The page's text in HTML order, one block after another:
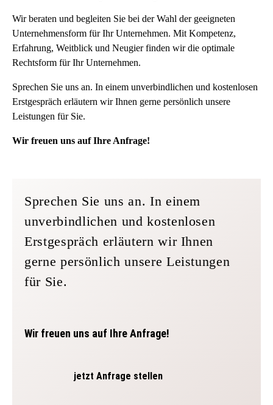
Wir beraten und begleiten Sie bei der Wahl der geeigneten
Unternehmensform für Ihr Unternehmen. Mit Kompetenz,
Erfahrung, Weitblick und Neugier finden wir die optimale
Rechtsform für Ihr Unternehmen.
Sprechen Sie uns an. In einem unverbindlichen und kostenlosen
Erstgespräch erläutern wir Ihnen gerne persönlich unsere
Leistungen für Sie.
Wir freuen uns auf Ihre Anfrage!
Sprechen Sie uns an. In einem
unverbindlichen und kostenlosen
Erstgespräch erläutern wir Ihnen
gerne persönlich unsere Leistungen
für Sie.
Wir freuen uns auf Ihre Anfrage!
jetzt Anfrage stellen